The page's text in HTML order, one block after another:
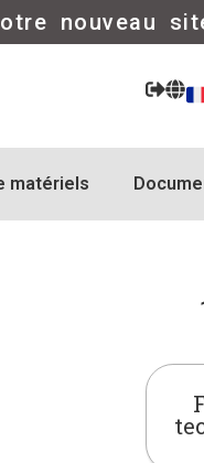
nouveau
matériels